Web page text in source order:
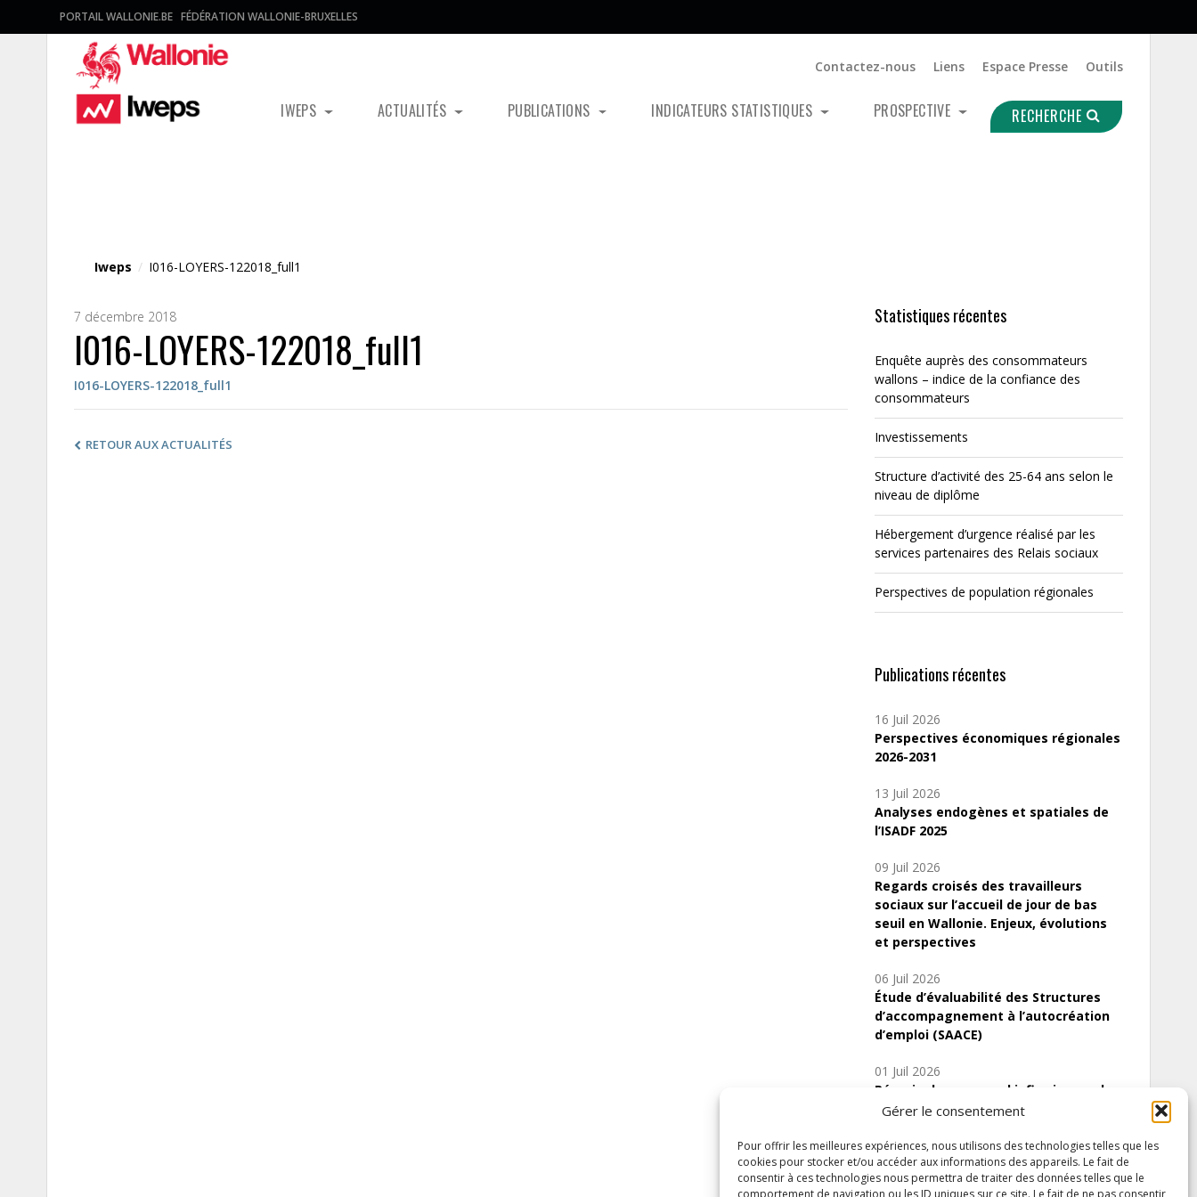
Gérer le consentement
Pour offrir les meilleures expériences, nous utilisons des technologies telles que les
cookies pour stocker et/ou accéder aux informations des appareils. Le fait de
consentir à ces technologies nous permettra de traiter des données telles que le
comportement de navigation ou les ID uniques sur ce site. Le fait de ne pas consentir
PORTAIL WALLONIE.BE FÉDÉRATION WALLONIE-BRUXELLES
Contactez-nous Liens Espace Presse Outils
IWEPS ACTUALITÉS PUBLICATIONS INDICATEURS STATISTIQUES PROSPECTIVE RECHERCHE
Iweps / I016-LOYERS-122018_full1
7 décembre 2018
I016-LOYERS-122018_full1
I016-LOYERS-122018_full1
RETOUR AUX ACTUALITÉS
Statistiques récentes
Enquête auprès des consommateurs
wallons – indice de la confiance des
consommateurs
Investissements
Structure d’activité des 25-64 ans selon le
niveau de diplôme
Hébergement d’urgence réalisé par les
services partenaires des Relais sociaux
Perspectives de population régionales
Publications récentes
16 Juil 2026
Perspectives économiques régionales
2026-2031
13 Juil 2026
Analyses endogènes et spatiales de
l’ISADF 2025
09 Juil 2026
Regards croisés des travailleurs
sociaux sur l’accueil de jour de bas
seuil en Wallonie. Enjeux, évolutions
et perspectives
06 Juil 2026
Étude d’évaluabilité des Structures
d’accompagnement à l’autocréation
d’emploi (SAACE)
01 Juil 2026
Pénurie du personnel infirmier :quels
indicateurs d’offre de soins pour